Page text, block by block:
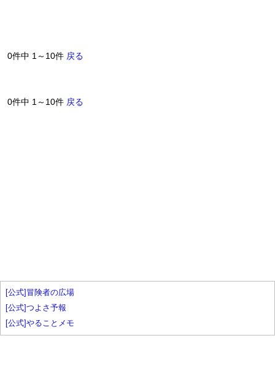
0件中 1～10件 戻る
0件中 1～10件 戻る
[公式]冒険者の広場
[公式]つよさ予報
[公式]やることメモ